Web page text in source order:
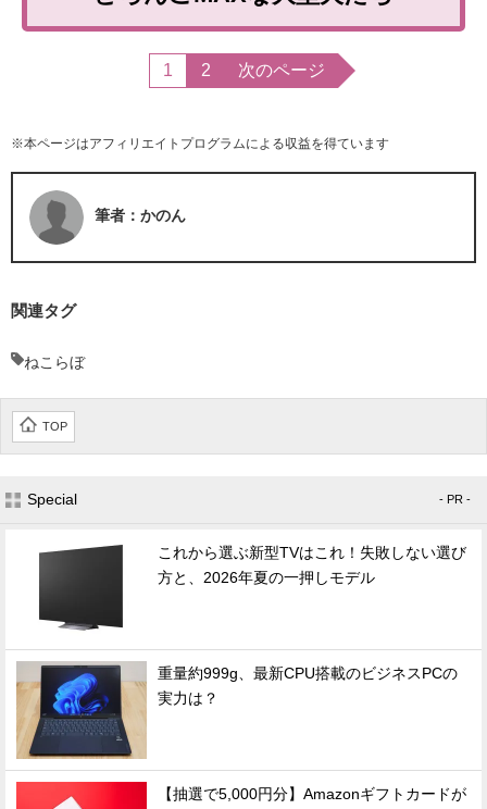
1 2 次のページ
※本ページはアフィリエイトプログラムによる収益を得ています
筆者：かのん
関連タグ
ねこらぼ
TOP
Special - PR -
これから選ぶ新型TVはこれ！失敗しない選び
方と、2026年夏の一押しモデル
重量約999g、最新CPU搭載のビジネスPCの
実力は？
【抽選で5,000円分】Amazonギフトカードが